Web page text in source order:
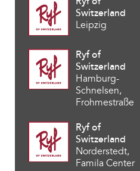
Switzerland
Leipzig
Ryf of
Switzerland
Hamburg-
Schnelsen,
Frohmestraße
Ryf of
Switzerland
Norderstedt,
Famila Center